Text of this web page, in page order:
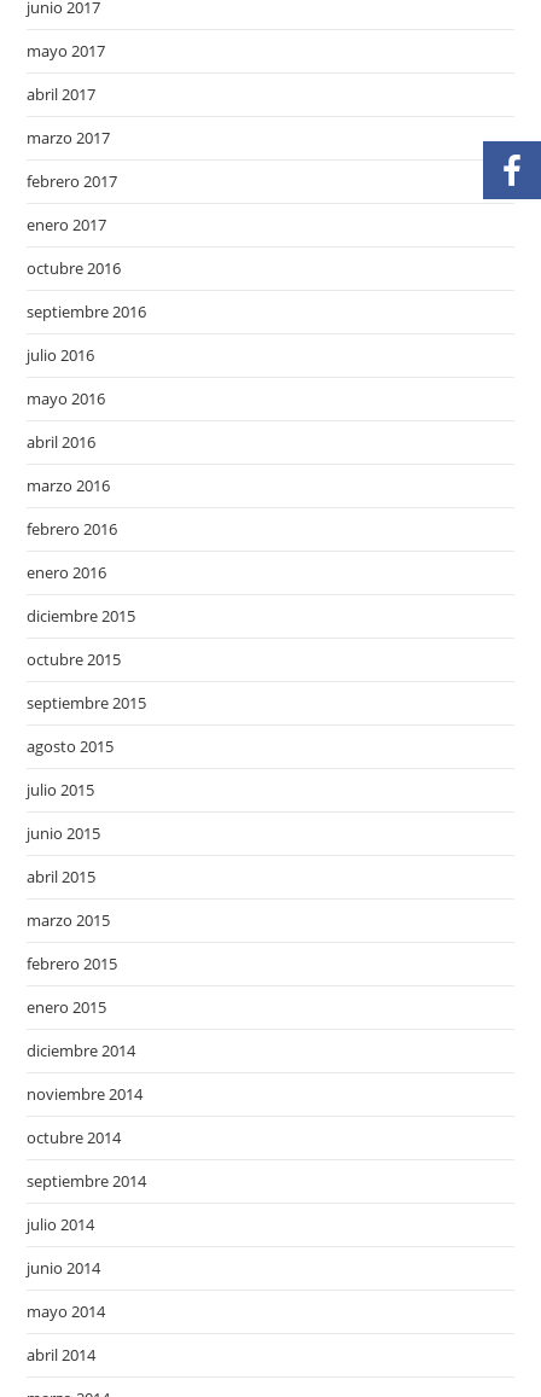
junio 2017
mayo 2017
abril 2017
marzo 2017
febrero 2017
enero 2017
octubre 2016
septiembre 2016
julio 2016
mayo 2016
abril 2016
marzo 2016
febrero 2016
enero 2016
diciembre 2015
octubre 2015
septiembre 2015
agosto 2015
julio 2015
junio 2015
abril 2015
marzo 2015
febrero 2015
enero 2015
diciembre 2014
noviembre 2014
octubre 2014
septiembre 2014
julio 2014
junio 2014
mayo 2014
abril 2014